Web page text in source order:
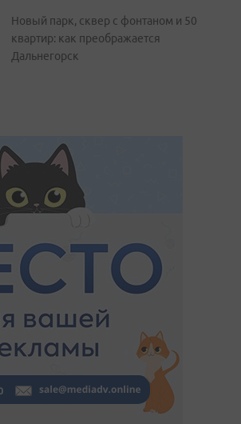
Новый парк, сквер с фонтаном и 50
квартир: как преображается
Дальнегорск